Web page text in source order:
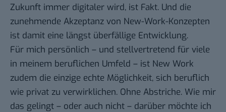
Zukunft immer digitaler wird, ist Fakt. Und die
zunehmende Akzeptanz von New-Work-Konzepten
ist damit eine längst überfällige Entwicklung.
Für mich persönlich – und stellvertretend für viele
in meinem beruflichen Umfeld – ist New Work
zudem die einzige echte Möglichkeit, sich beruflich
wie privat zu verwirklichen. Ohne Abstriche. Wie mir
das gelingt – oder auch nicht – darüber möchte ich